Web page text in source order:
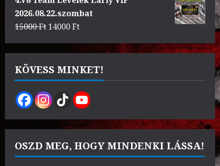
was:
4000 Ft. 3500 Ft.
2026.08.22.szombat
15000Ft Original
was:
15000 Ft.
14000FtCurrent
is:
14000 Ft.
KÖVESS MINKET!
OSZD MEG, HOGY MINDENKI LÁSSA!